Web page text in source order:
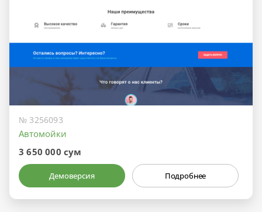
№ 3256093
Автомойки
3 650 000 сум
Демоверсия Подробнее